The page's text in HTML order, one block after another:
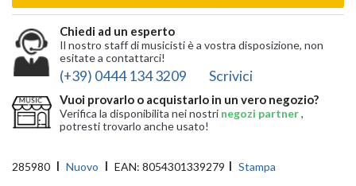
Chiedi ad un esperto
Il nostro staff di musicisti è a vostra disposizione, non
esitate a contattarci!
(+39) 0444 134 3209 Scrivici
Vuoi provarlo o acquistarlo in un vero negozio?
Verifica la disponibilita nei nostri negozi partner,
potresti trovarlo anche usato!
285980 Nuovo EAN: 8054301339279 Stampa